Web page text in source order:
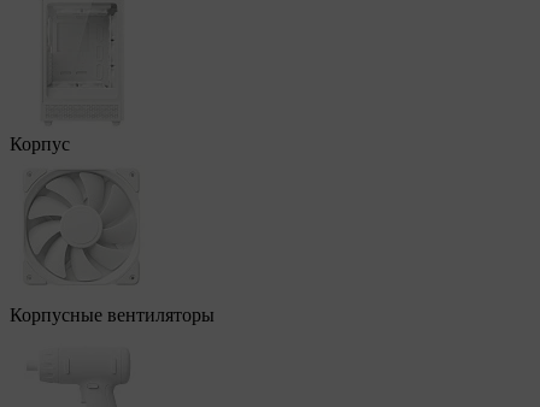
Корпус
Корпусные вентиляторы